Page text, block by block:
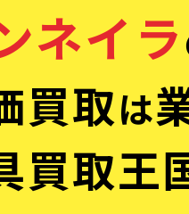
ネイラ
買取は
買取王